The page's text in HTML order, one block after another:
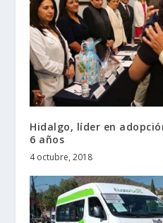
Hidalgo, líder en
6 años
4 octubre, 2018